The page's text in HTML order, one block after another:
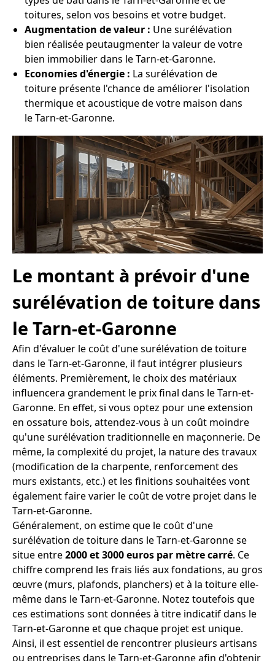
toitures, selon vos besoins et votre budget.
Augmentation de valeur : Une surélévation
bien réalisée peutaugmenter la valeur de votre
bien immobilier dans le Tarn-et-Garonne.
Economies d'énergie : La surélévation de
toiture présente l'chance de améliorer l'isolation
thermique et acoustique de votre maison dans
le Tarn-et-Garonne.
Le montant à prévoir d'une
surélévation de toiture dans
le Tarn-et-Garonne
Afin d'évaluer le coût d'une surélévation de toiture
dans le Tarn-et-Garonne, il faut intégrer plusieurs
éléments. Premièrement, le choix des matériaux
influencera grandement le prix final dans le Tarn-et-
Garonne. En effet, si vous optez pour une extension
en ossature bois, attendez-vous à un coût moindre
qu'une surélévation traditionnelle en maçonnerie. De
même, la complexité du projet, la nature des travaux
(modification de la charpente, renforcement des
murs existants, etc.) et les finitions souhaitées vont
également faire varier le coût de votre projet dans le
Tarn-et-Garonne.
Généralement, on estime que le coût d'une
surélévation de toiture dans le Tarn-et-Garonne se
situe entre2000 et 3000 euros par mètre carré. Ce
chiffre comprend les frais liés aux fondations, au gros
œuvre (murs, plafonds, planchers) et à la toiture elle-
même dans le Tarn-et-Garonne. Notez toutefois que
ces estimations sont données à titre indicatif dans le
Tarn-et-Garonne et que chaque projet est unique.
Ainsi, il est essentiel de rencontrer plusieurs artisans
ou entreprises dans le Tarn-et-Garonne afin d'obtenir